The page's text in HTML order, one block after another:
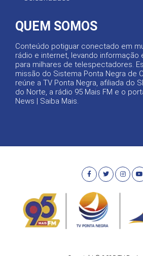
QUEM SOMOS
Conteúdo potiguar conectado em
rádio e internet, levando informação
para milhares de telespectadores.
missão do Sistema Ponta Negra de
reúne a TV Ponta Negra, afiliada do
do Norte, a rádio 95 Mais FM e o
News | Saiba Mais.